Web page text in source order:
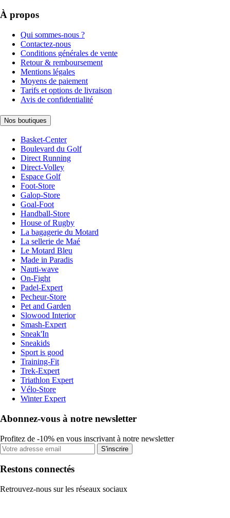
À propos
Qui sommes-nous ?
Contactez-nous
Conditions générales de vente
Retour & remboursement
Mentions légales
Moyens de paiement
Tarifs et options de livraison
Avis de confidentialité
Nos boutiques
Basket-Center
Boulevard du Golf
Direct Running
Direct-Volley
Espace Golf
Foot-Store
Galop-Store
Goal-Foot
Handball-Store
House of Rugby
La bagagerie du Motard
La sellerie de Maé
Le Motard Bleu
Made in Paradis
Nauti-wave
On-Fight
Padel-Expert
Pecheur-Store
Pet and Garden
Slowood Interior
Smash-Expert
Sneak'In
Sneakids
Sport is good
Training-Fit
Trek-Expert
Triathlon Expert
Vélo-Store
Winter Expert
Abonnez-vous à notre newsletter
Profitez de -10% en vous inscrivant à notre newsletter
S'inscrire
Restons connectés
Retrouvez-nous sur les réseaux sociaux